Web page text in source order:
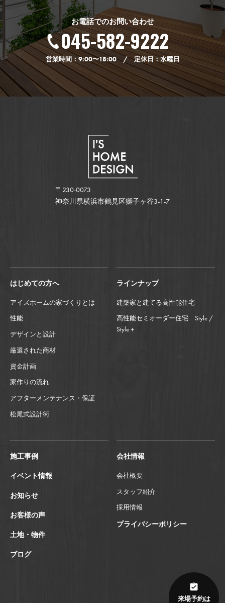
来場予約は
お電話でのお問い合わせ
045-582-9222
営業時間：9:00〜18:00 / 定休日：水曜日
〒230-0073
神奈川県横浜市鶴見区獅子ヶ谷3-1-7
はじめての方へ
アイズホームの家づくりとは
性能
デザインと設計
厳選された商材
資金計画
家作りの流れ
アフターメンテナンス・保証
松尾式設計術
ラインナップ
建築家と建てる高性能住宅
高性能セミオーダー住宅 Style /
Style＋
施工事例
イベント情報
お知らせ
お客様の声
土地・物件
ブログ
会社情報
会社概要
スタッフ紹介
採用情報
プライバシーポリシー